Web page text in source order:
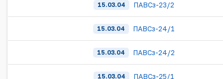
15.03.04 ПАВСз-23/2
15.03.04 ПАВСз-24/1
15.03.04 ПАВСз-24/2
15.03.04 ПАВСз-25/1